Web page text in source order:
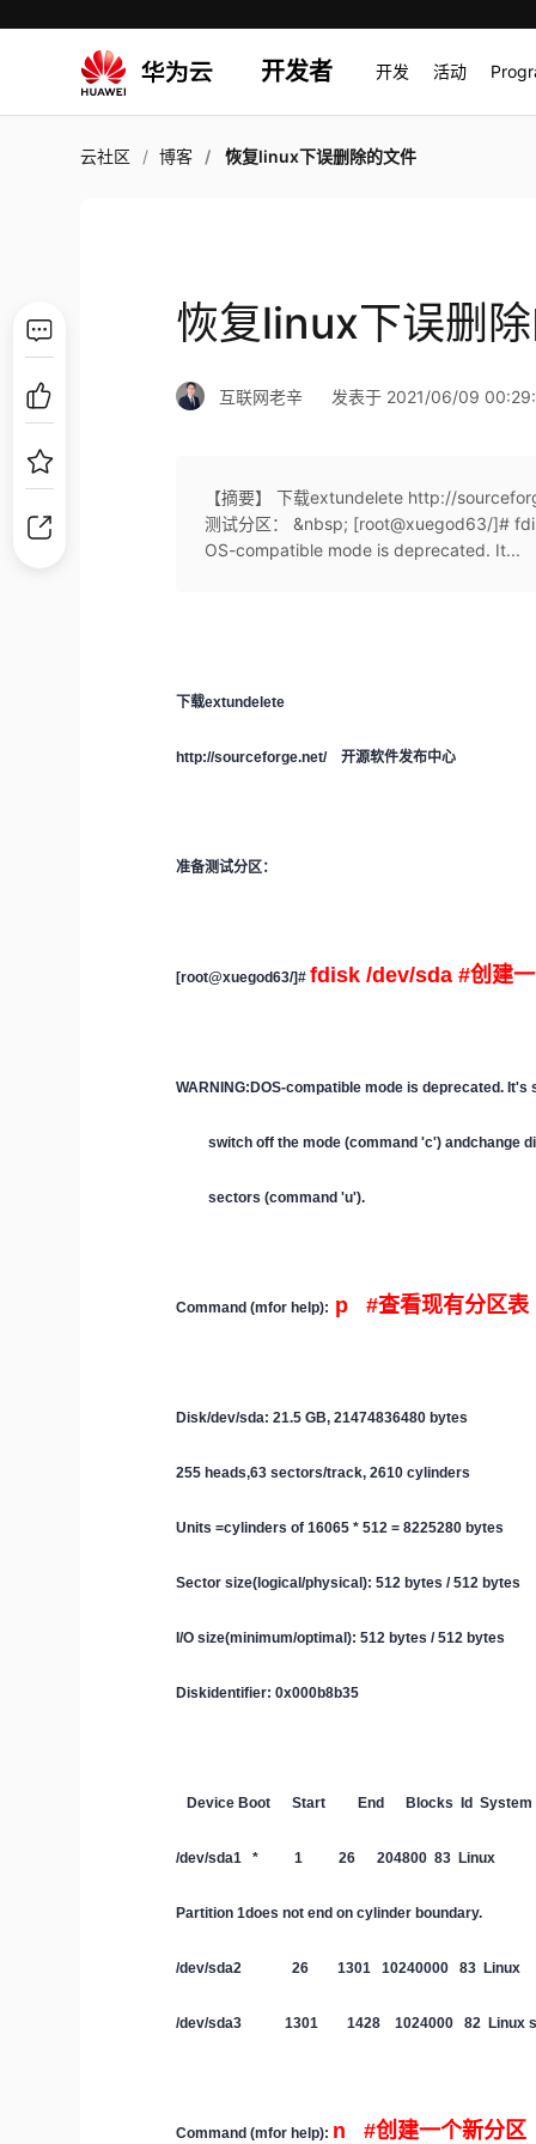
开发者 开发 活动
云社区 博客 恢复linux下误删除的文件
恢复linux下误删
互联网老辛 发表于 2021/06/09
【摘要】 下载extundelete http://
测试分区： &nbsp; [root@xuegod63/]#
OS-compatible mode is deprecated. It...
下载extundelete
http://sourceforge.net/ 开源软件发布中心
准备测试分区：
[root@xuegod63/]#fdisk /dev/sda #创建
WARNING:DOS-compatible mode is deprecated.
switch off the mode (command 'c') andchange
sectors (command 'u').
Command (mfor help): p #查看现有分区表
Disk/dev/sda: 21.5 GB, 21474836480 bytes
255 heads,63 sectors/track, 2610 cylinders
Units =cylinders of 16065 * 512 = 8225280 bytes
Sector size(logical/physical): 512 bytes / 512 bytes
I/O size(minimum/optimal): 512 bytes / 512 bytes
Diskidentifier: 0x000b8b35
Device Boot Start End Blocks Id System
/dev/sda1 * 1 26 204800 83 Linux
Partition 1does not end on cylinder boundary.
/dev/sda2 26 1301 10240000 83 Linux
/dev/sda3 1301 1428 1024000 82 Linux
Command (mfor help): n #创建一个新分区